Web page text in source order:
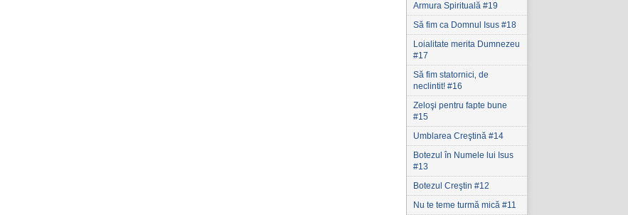
Armura Spirituală #19
Să fim ca Domnul Isus #18
Loialitate merita Dumnezeu
#17
Să fim statornici‚ de
neclintit! #16
Zeloşi pentru fapte bune
#15
Umblarea Creştină #14
Botezul în Numele lui Isus
#13
Botezul Creştin #12
Nu te teme turmă mică #11